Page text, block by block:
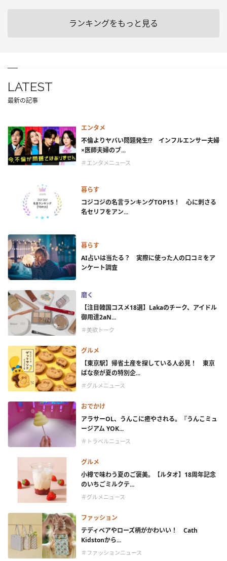
ランキングをもっと見る
LATEST
最新の記事
エンタメ
不倫よりヤバい問題発生!? インフルエンサー夫婦
×医師夫婦のブ...
＃エンタメニュース
暮らす
コジコジの名言ランキングTOP15！ 心に刺さる
名セリフをアン...
暮らす
AI占いは当たる？ 実際に使った人の口コミをア
ンケート調査
磨く
【注目韓国コスメ18選】Lakaのチーク、アイドル
御用達2aN...
＃美欲トーク
グルメ
【東京駅】帰省土産を探している人必見！ 東京
ばな奈が夏の特別企...
＃グルメニュース
おでかけ
アラサーOL、うんこに癒やされる。『うんこミュ
ージアム YOK...
＃トラベルニュース
グルメ
小樽で味わう夏のご褒美。【ルタオ】18周年記念
のいちごミルクテ...
＃グルメニュース
ファッション
テディベアやローズ柄がかわいい！ Cath
Kidstonから...
＃ファッションニュース